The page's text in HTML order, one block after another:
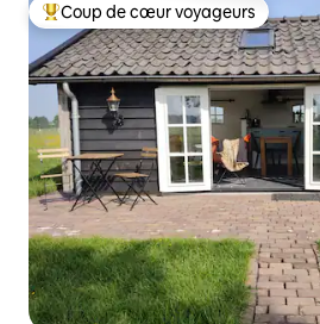
Coups de cœur voyageurs les plus
Coup de cœur voyageurs